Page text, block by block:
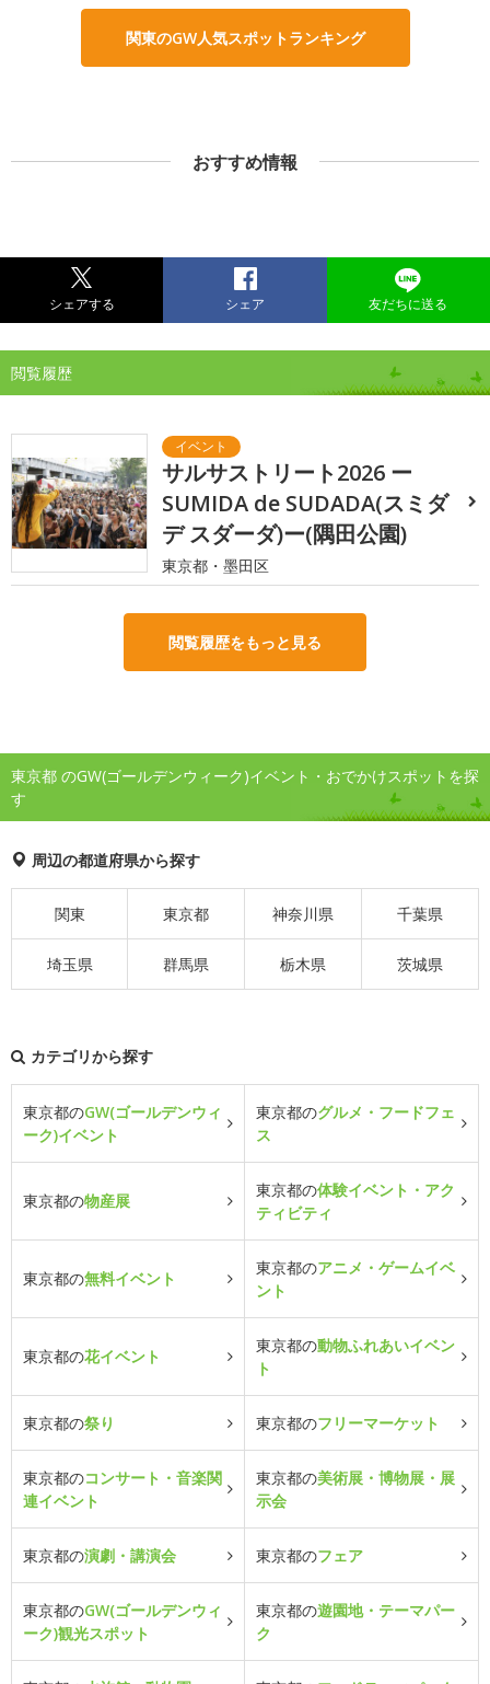
関東のGW人気スポットランキング
おすすめ情報
シェアする シェア 友だちに送る
閲覧履歴
サルサストリート2026 ー
SUMIDA de SUDADA(スミダ
デ スダーダ)ー(隅田公園)
東京都・墨田区
閲覧履歴をもっと見る
東京都 のGW(ゴールデンウィーク)イベント・おでかけスポットを探
す
周辺の都道府県から探す
関東 東京都 神奈川県 千葉県
埼玉県 群馬県 栃木県 茨城県
カテゴリから探す
東京都のGW(ゴールデンウィ
ーク)イベント
東京都のグルメ・フードフェ
ス
東京都の物産展
東京都の体験イベント・アク
ティビティ
東京都の無料イベント
東京都のアニメ・ゲームイベ
ント
東京都の花イベント
東京都の動物ふれあいイベン
ト
東京都の祭り 東京都のフリーマーケット
東京都のコンサート・音楽関
連イベント
東京都の美術展・博物展・展
示会
東京都の演劇・講演会 東京都のフェア
東京都のGW(ゴールデンウィ
ーク)観光スポット
東京都の遊園地・テーマパー
ク